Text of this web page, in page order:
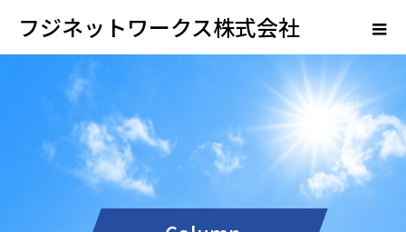
フジネットワークス株式会社